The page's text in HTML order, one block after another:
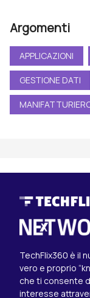
Argomenti
APPLICAZIONI
GESTIONE DATI
TechFlix360 è il
vero e proprio
che ti consente
interesse